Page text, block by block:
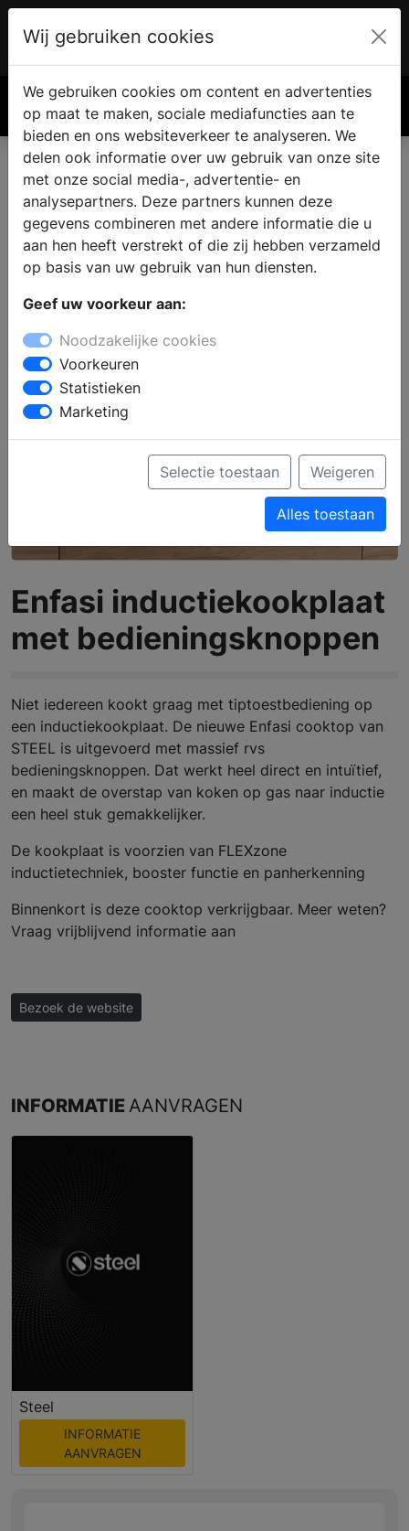
€ 0.00
Enfasi inductiekookplaat
met bedieningsknoppen
Niet iedereen kookt graag met tiptoestbediening op
een inductiekookplaat. De nieuwe Enfasi cooktop van
STEEL is uitgevoerd met massief rvs
bedieningsknoppen. Dat werkt heel direct en intuïtief,
en maakt de overstap van koken op gas naar inductie
een heel stuk gemakkelijker.
De kookplaat is voorzien van FLEXzone
inductietechniek, booster functie en panherkenning
Binnenkort is deze cooktop verkrijgbaar. Meer weten?
Vraag vrijblijvend informatie aan
Bezoek de website
INFORMATIEAANVRAGEN
Steel
INFORMATIE
AANVRAGEN
Wij gebruiken cookies
We gebruiken cookies om content en advertenties
op maat te maken, sociale mediafuncties aan te
bieden en ons websiteverkeer te analyseren. We
delen ook informatie over uw gebruik van onze site
met onze social media-, advertentie- en
analysepartners. Deze partners kunnen deze
gegevens combineren met andere informatie die u
aan hen heeft verstrekt of die zij hebben verzameld
op basis van uw gebruik van hun diensten.
Geef uw voorkeur aan:
Noodzakelijke cookies
Voorkeuren
Statistieken
Marketing
Selectie toestaan Weigeren
Alles toestaan